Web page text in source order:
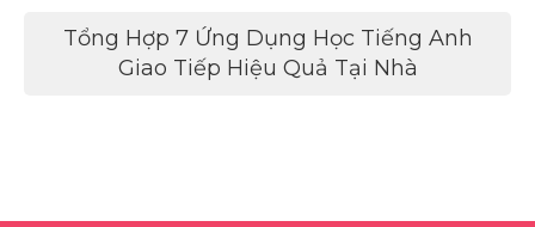
Điều
hướng
Tổng Hợp 7 Ứng Dụng Học Tiếng Anh
Giao Tiếp Hiệu Quả Tại Nhà